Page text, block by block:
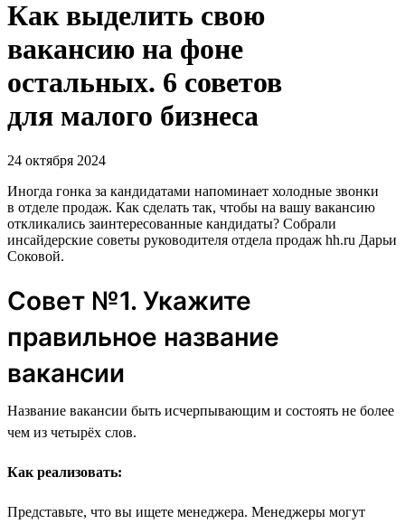
Как выделить свою
вакансию на фоне
остальных. 6 советов
для малого бизнеса
24 октября 2024
Иногда гонка за кандидатами напоминает холодные звонки
в отделе продаж. Как сделать так, чтобы на вашу вакансию
откликались заинтересованные кандидаты? Собрали
инсайдерские советы руководителя отдела продаж hh.ru Дарьи
Соковой.
Совет №1. Укажите
правильное название
вакансии
Название вакансии быть исчерпывающим и состоять не более
чем из четырёх слов.
Как реализовать:
Представьте, что вы ищете менеджера. Менеджеры могут